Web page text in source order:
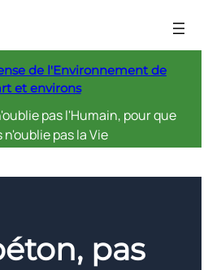
de l'Environnement de
et environs
pas l'Humain, pour que
n'oublie pas la Vie
pas